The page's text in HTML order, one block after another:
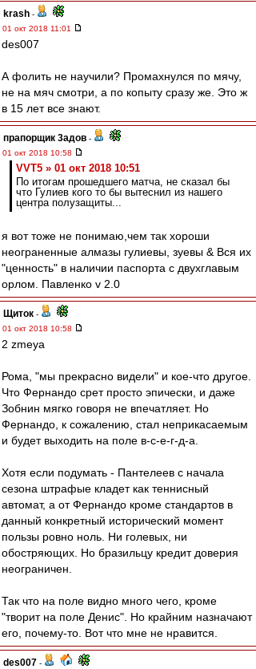
krash -
01 окт 2018 11:01
des007
А фолить не научили? Промахнулся по мячу,
не на мяч смотри, а по копыту сразу же. Это ж
в 15 лет все знают.
прапорщик 3адoв -
01 окт 2018 10:58
VVT5 » 01 окт 2018 10:51
По итогам прошедшего матча, не сказал бы
что Гулиев кого то бы вытеснил из нашего
центра полузащиты...
я вот тоже не понимаю,чем так хороши
неограненные алмазы гулиевы, зуевы & Вся их
"ценность" в наличии паспорта с двухглавым
орлом. Павленко v 2.0
Щиток -
01 окт 2018 10:58
2 zmeya
Рома, "мы прекрасно видели" и кое-что другое.
Что Фернандо срет просто эпически, и даже
Зобнин мягко говоря не впечатляет. Но
Фернандо, к сожалению, стал неприкасаемым
и будет выходить на поле в-с-е-г-д-а.
Хотя если подумать - Пантелеев с начала
сезона штрафые кладет как теннисный
автомат, а от Фернандо кроме стандартов в
данный конкретный исторический момент
пользы ровно ноль. Ни голевых, ни
обостряющих. Но бразильцу кредит доверия
неограничен.
Так что на поле видно много чего, кроме
"творит на поле Денис". Но крайним назначают
его, почему-то. Вот что мне не нравится.
des007 -